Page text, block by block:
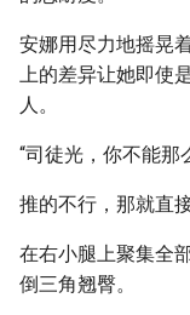
安娜用尽力地摇晃
上的差异让她即使
人。
“司徒光，你不能那
推的不行，那就直
在右小腿上聚集全
倒三角翘臀。